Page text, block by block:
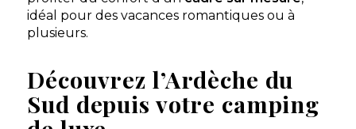
idéal pour des vacances romantiques ou à
plusieurs.
Découvrez l’Ardèche du
Sud depuis votre camping
rêvent de vacances hau
Ruoms, Ardèche , Auvergne-Rhône-Alpes
Aucune information tarifaire disponible
Découvrir